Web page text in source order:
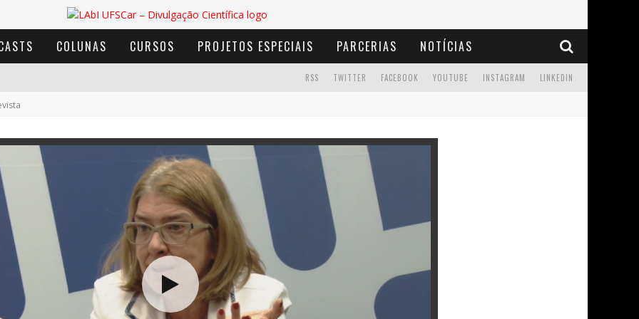
COLUNAS CURSOS PROJETOS ESPECIAIS PARCERIAS NOTÍCIAS
COM OS MOINHOS DE VENTO LINKEDIN
INSTAGRAM
YOUTUBE
FACEBOOK
TWITTER
RSS